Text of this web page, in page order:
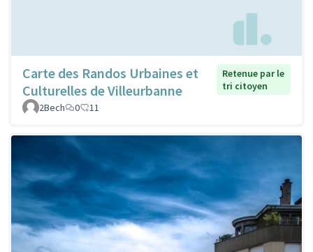
Carte des Randos Urbaines et
Culturelles de Villeurbanne
Retenue par le
tri citoyen
2Bech
0 11